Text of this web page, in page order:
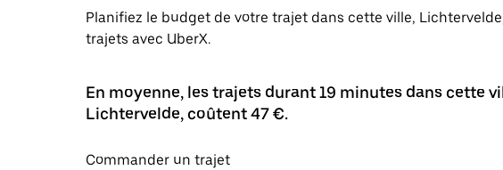
Planifiez le budget de votre trajet dans cette ville,
trajets avec UberX.
En moyenne, les trajets durant 19 minutes dans cette
Lichtervelde, coûtent 47 €.
Commander un trajet